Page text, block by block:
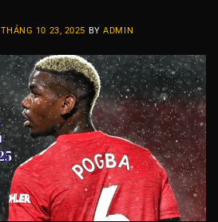
THÁNG 10 23, 2025 BYADMIN